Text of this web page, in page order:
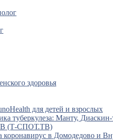
здоровья
для детей и взрослых
туберкулеза: Манту,
(Т-СПОТ.ТВ)
коронавирус в Домодедово и